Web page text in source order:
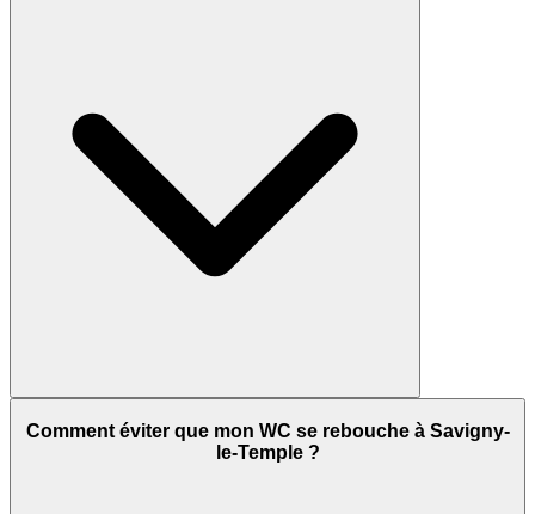
Comment éviter que mon WC se rebouche à Savigny-
le-Temple ?